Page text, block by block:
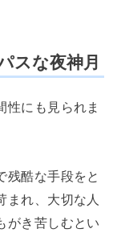
スな夜神月
性にも見られま
残酷な手段をと
まれ、大切な人
がき苦しむとい